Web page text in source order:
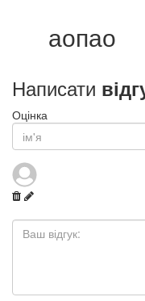
аопао
Написати
Оцінка